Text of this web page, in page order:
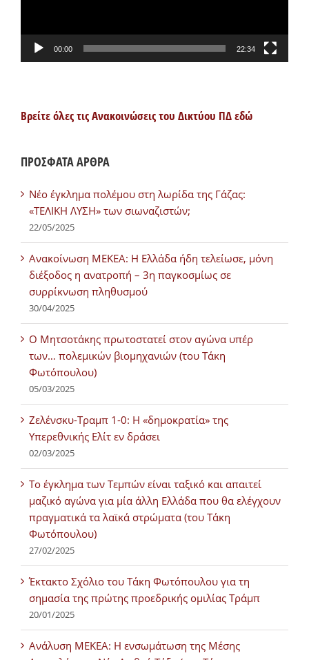
00:00 22:34
Βρείτε όλες τις Ανακοινώσεις του Δικτύου ΠΔ εδώ
ΠΡΟΣΦΑΤΑ ΑΡΘΡΑ
Νέο έγκλημα πολέμου στη λωρίδα της Γάζας:
«ΤΕΛΙΚΗ ΛΥΣΗ» των σιωναζιστών;
22/05/2025
Ανακοίνωση ΜΕΚΕΑ: Η Ελλάδα ήδη τελείωσε, μόνη
διέξοδος η ανατροπή – 3η παγκοσμίως σε
συρρίκνωση πληθυσμού
30/04/2025
Ο Μητσοτάκης πρωτοστατεί στον αγώνα υπέρ
των… πολεμικών βιομηχανιών (του Τάκη
Φωτόπουλου)
05/03/2025
Ζελένσκυ-Τραμπ 1-0: Η «δημοκρατία» της
Υπερεθνικής Ελίτ εν δράσει
02/03/2025
Tο έγκλημα των Τεμπών είναι ταξικό και απαιτεί
μαζικό αγώνα για μία άλλη Ελλάδα που θα ελέγχουν
πραγματικά τα λαϊκά στρώματα (του Τάκη
Φωτόπουλου)
27/02/2025
Έκτακτο Σχόλιο του Τάκη Φωτόπουλου για τη
σημασία της πρώτης προεδρικής ομιλίας Τράμπ
20/01/2025
Ανάλυση ΜΕΚΕΑ: Η ενσωμάτωση της Μέσης